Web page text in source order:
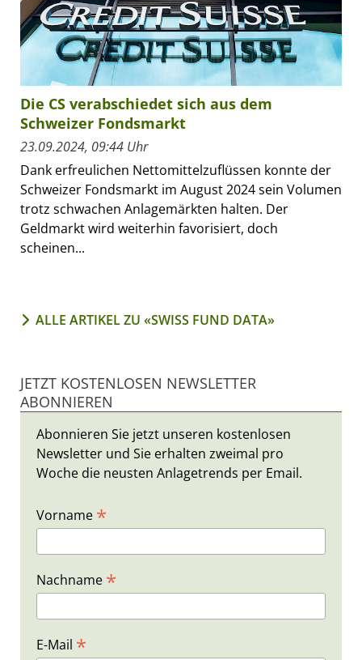
Die CS verabschiedet sich aus dem
Schweizer Fondsmarkt
23.09.2024, 09:44 Uhr
Dank erfreulichen Nettomittelzuflüssen konnte der
Schweizer Fondsmarkt im August 2024 sein Volumen
trotz schwachen Anlagemärkten halten. Der
Geldmarkt wird weiterhin favorisiert, doch
scheinen...
ALLE ARTIKEL ZU «SWISS FUND DATA»
JETZT KOSTENLOSEN NEWSLETTER
ABONNIEREN
Abonnieren Sie jetzt unseren kostenlosen
Newsletter und Sie erhalten zweimal pro
Woche die neusten Anlagetrends per Email.
Vorname *
Nachname *
E-Mail *